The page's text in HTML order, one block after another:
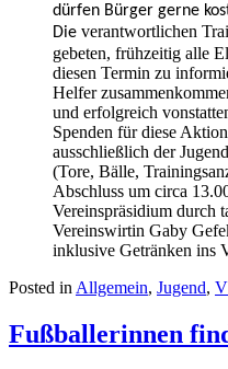
dürfen Bürger gerne
Die verantwortlichen
gebeten, frühzeitig alle
diesen Termin zu
Helfer
und erfolgreich
Spenden für diese
ausschließlich der
(Tore, Bälle,
Abschluss um circa
Vereinspräsidium durch
Vereinswirtin Gaby
inklusive Getränken ins
Posted in Allgemein, Jugend,
Fußballerinnen